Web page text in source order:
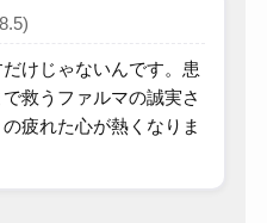
けじゃないんです。患
救うファルマの誠実さ
疲れた心が熱くなりま